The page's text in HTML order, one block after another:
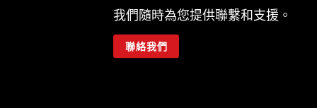
我們隨時為您提供聯繫和支援。
聯絡我們